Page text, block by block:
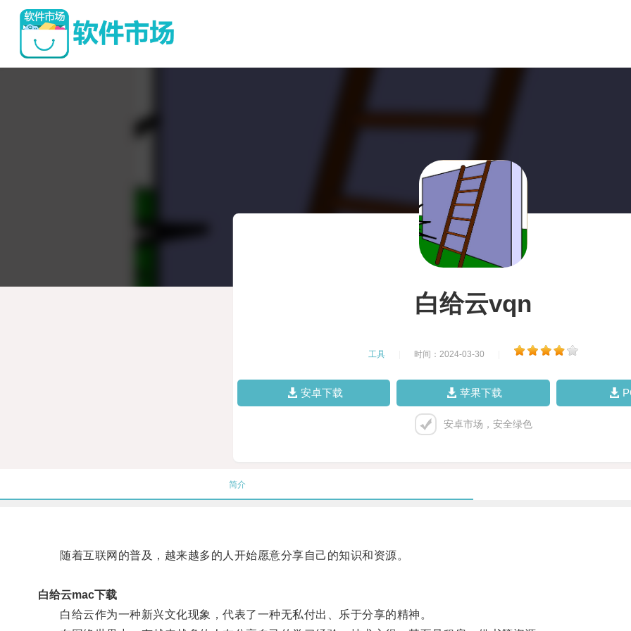
白给云vqn
工具 时间：2024-03-30
安卓下载 苹果下载
安卓市场，安全绿色
简介
随着互联网的普及，越来越多的人开始愿意分享自己的知识和资源。
白给云mac下载
白给云作为一种新兴文化现象，代表了一种无私付出、乐于分享的精神。